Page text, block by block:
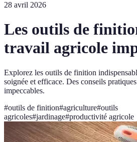
28 avril 2026
Les outils de
travail agricole
Explorez les outils de finition
soignée et efficace. Des conseils
impeccables.
#outils de finition#agriculture#outils
agricoles#jardinage#productivité agricole